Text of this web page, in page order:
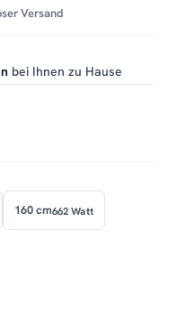
Versand
bei Ihnen zu Hause
160 cm662 Watt